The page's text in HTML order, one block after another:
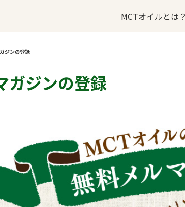
MCTオイルとは
使い方
MCT
パウダーゼロ
ジンの登録
ガジンの登録